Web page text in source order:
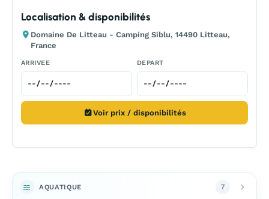
Localisation & disponibilités
Domaine De Litteau - Camping Siblu, 14490 Litteau,
France
ARRIVEE DEPART
Voir prix / disponibilités
AQUATIQUE 7